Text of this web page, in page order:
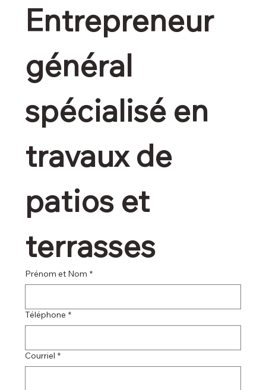
Entrepreneur
général
spécialisé en
travaux de
patios et
terrasses
Prénom et Nom *
Téléphone *
Courriel *